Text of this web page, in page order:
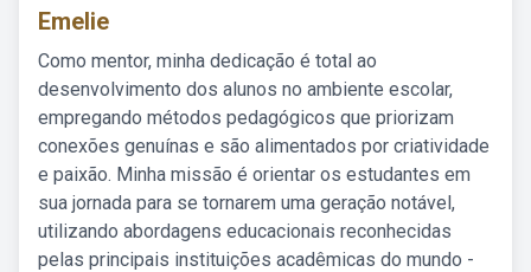
Emelie
Como mentor, minha dedicação é total ao
desenvolvimento dos alunos no ambiente escolar,
empregando métodos pedagógicos que priorizam
conexões genuínas e são alimentados por criatividade
e paixão. Minha missão é orientar os estudantes em
sua jornada para se tornarem uma geração notável,
utilizando abordagens educacionais reconhecidas
pelas principais instituições acadêmicas do mundo -